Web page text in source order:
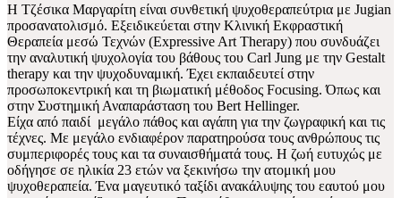
Η Τζέσικα Μαργαρίτη είναι συνθετική ψυχοθεραπεύτρια με Jugian
προσανατολισμό. Εξειδικεύεται στην Κλινική Εκφραστική
Θεραπεία μεσώ Τεχνών (Expressive Art Therapy) που συνδυάζει
την αναλυτική ψυχολογία του βάθους του Carl Jung με την Gestalt
therapy και την ψυχοδυναμική. Έχει εκπαιδευτεί στην
προσωποκεντρική και τη βιωματική μέθοδος Focusing. Όπως και
στην Συστημική Αναπαράσταση του Bert Hellinger.
Είχα από παιδί μεγάλο πάθος και αγάπη για την ζωγραφική και τις
τέχνες. Με μεγάλο ενδιαφέρον παρατηρούσα τους ανθρώπους τις
συμπεριφορές τους και τα συναισθήματά τους. H ζωή ευτυχώς με
οδήγησε σε ηλικία 23 ετών να ξεκινήσω την ατομική μου
ψυχοθεραπεία. Ένα μαγευτικό ταξίδι ανακάλυψης του εαυτού μου